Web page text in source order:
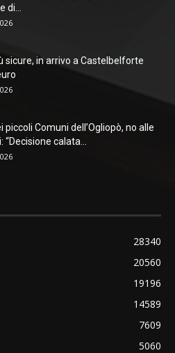
sicure, in arrivo a Castelbelforte
piccoli Comuni dell’Ogliopò, no alle
“Decisione calata...
28340
20560
19196
14589
7609
5060